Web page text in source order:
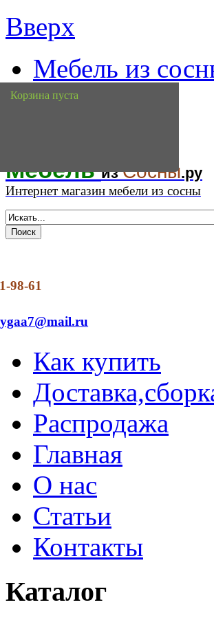
Вверх
Мебель из
доставка
МебельизСосны.ру
Интернет магазин мебели из сосны
98-61
Как купить
Распродажа
Главная
О нас
Статьи
Контакты
Корзина пуста
Каталог